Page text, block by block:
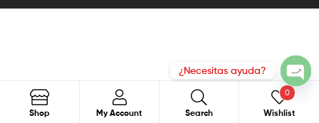
Shop My Account Search
Search
Search
Wishlist
0